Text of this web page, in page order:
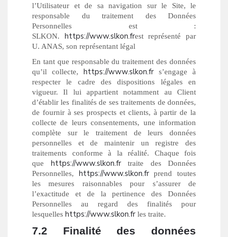
l’Utilisateur et de sa navigation sur le Site, le
responsable du traitement des Données
Personnelles est :
SLKON. https://www.slkon.frest représenté par
U. ANAS, son représentant légal
En tant que responsable du traitement des données
qu’il collecte, https://www.slkon.fr s’engage à
respecter le cadre des dispositions légales en
vigueur. Il lui appartient notamment au Client
d’établir les finalités de ses traitements de données,
de fournir à ses prospects et clients, à partir de la
collecte de leurs consentements, une information
complète sur le traitement de leurs données
personnelles et de maintenir un registre des
traitements conforme à la réalité. Chaque fois
que https://www.slkon.frtraite des Données
Personnelles, https://www.slkon.frprend toutes
les mesures raisonnables pour s’assurer de
l’exactitude et de la pertinence des Données
Personnelles au regard des finalités pour
lesquelles https://www.slkon.fr les traite.
7.2 Finalité des données